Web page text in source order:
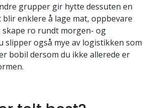
grupper gir hytte dessuten en
blir enklere å lage mat, oppbevare
ro rundt morgen- og
slipper også mye av logistikken som
bobil dersom du ikke allerede er